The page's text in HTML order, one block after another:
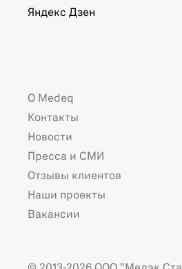
Яндекс Дзен
О Medeq
Контакты
Новости
Пресса и СМИ
Отзывы клиентов
Наши проекты
Вакансии